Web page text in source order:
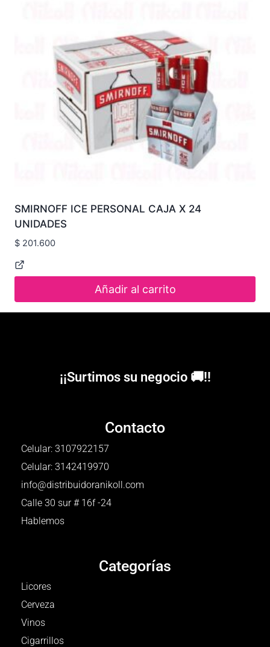
SMIRNOFF ICE PERSONAL CAJA X 24
UNIDADES
$ 201.600
Añadir al carrito
¡¡Surtimos su negocio 🚚!!
Contacto
Celular: 3107922157
Celular: 3142419970
info@distribuidoranikoll.com
Calle 30 sur # 16f -24
Hablemos
Categorías
Licores
Cerveza
Vinos
Cigarrillos